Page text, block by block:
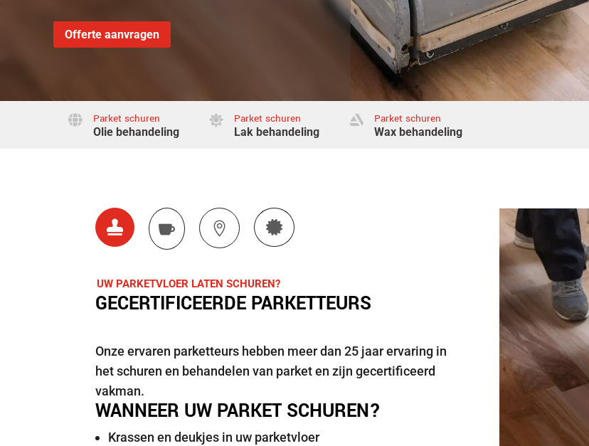
Offerte aanvragen

Parket schuren
Olie behandeling

Parket schuren
Lak behandeling

Parket schuren
Wax behandeling
   
UW PARKETVLOER LATEN SCHUREN?
GECERTIFICEERDE PARKETTEURS
Onze ervaren parketteurs hebben meer dan 25 jaar ervaring in
het schuren en behandelen van parket en zijn gecertificeerd
vakman.
WANNEER UW PARKET SCHUREN?
Krassen en deukjes in uw parketvloer